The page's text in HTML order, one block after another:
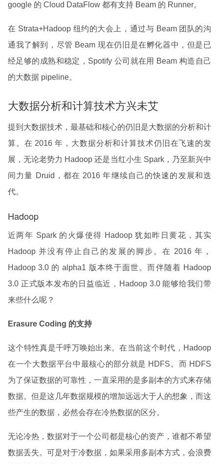
google 的 Cloud DataFlow 都有支持 Beam 的 Runner。
在 Strata+Hadoop 纽约的大会上，通过与 Beam 团队的沟
通我了解到，尽管 Beam 现在仍旧是在孵化器中，但是已
经足够的成熟和稳定，Spotify 公司就在用 Beam 构造自己
的大数据 pipeline。
大数据分析和计算技术方兴未艾
提到大数据技术，最基础和核心的仍旧是大数据的分析和计
算。在 2016 年，大数据分析和计算技术仍旧在飞速的发
展，无论老势力 Hadoop 还是当红小生 Spark，乃至新兴中
间力量 Druid，都在 2016 年继续自己的快速的发展和迭
代。
Hadoop
近两年 Spark 的火爆使得 Hadoop 犹如昨日黄花，其实
Hadoop 并没有停止自己的发展的脚步。在 2016 年，
Hadoop 3.0 的 alpha1 版本终于面世。而伴随着 Hadoop
3.0 正式版本发布的日益临近，Hadoop 3.0 能够给我们带
来些什么呢？
Erasure Coding 的支持
这个特性真是千呼万唤始出来。在当前这个时代，Hadoop
在一个大数据平台中最核心的部分就是 HDFS。而 HDFS
为了保证数据的可靠性，一直采用的是多副本的方式来存储
数据。但是这几年数据规模的增加远远大于人的想象，而这
些产生的数据，必然会存在冷热数据的区分。
无论冷热，数据对于一个公司都是核心的资产，谁都不希望
数据丢失。可是对于冷数据，如果采用多副本方式，会浪费